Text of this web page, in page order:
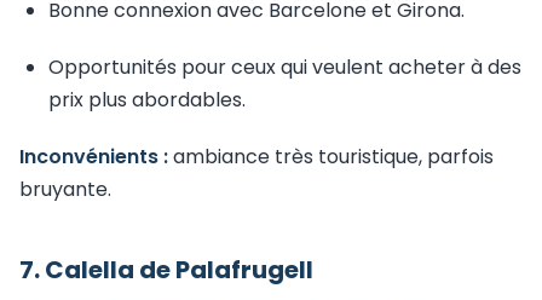
Bonne connexion avec Barcelone et Girona.
Opportunités pour ceux qui veulent acheter à des
prix plus abordables.
Inconvénients :ambiance très touristique, parfois
bruyante.
7. Calella de Palafrugell